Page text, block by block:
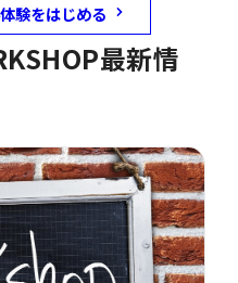
験をはじめる
最新情